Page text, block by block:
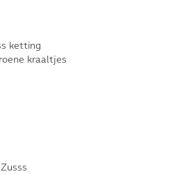
ketting
kraaltjes
Zusss